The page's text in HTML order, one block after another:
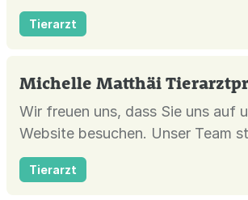
Behandlungsmöglichkeiten für
Heimtiere und Exoten
Tierarzt
Michelle Matthäi
Wir freuen uns, dass Sie uns auf
Website besuchen. Unser Team
Fragen rund um Klein- und
Verfügung.
Tierarzt